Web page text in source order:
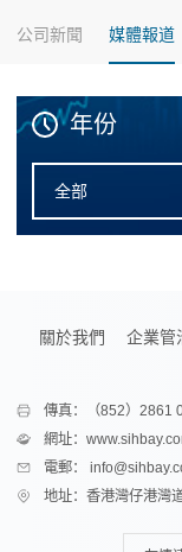
公司新聞 媒體報道
年份
全部
關於我們 企業管
傳真：（852）2861
網址：
電郵：
地址：香港灣仔港灣